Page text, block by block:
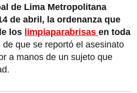
de Lima Metropolitana
de abril, la ordenanza que
los limpiaparabrisas en toda
de que se reportó el asesinato
a manos de un sujeto que